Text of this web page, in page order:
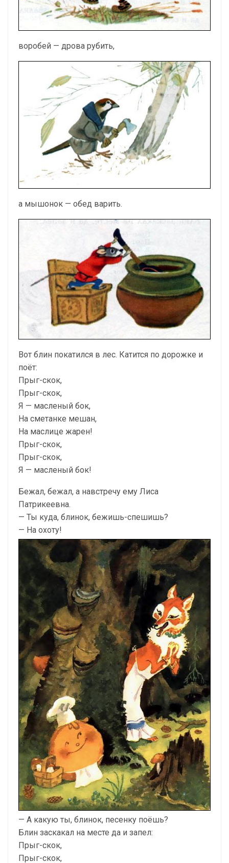
воробей — дрова рубить,
а мышонок — обед варить.
Вот блин покатился в лес. Катится по дорожке и
поёт:
Прыг-скок,
Прыг-скок,
Я — масленый бок,
На сметанке мешан,
На маслице жарен!
Прыг-скок,
Прыг-скок,
Я — масленый бок!
Бежал, бежал, а навстречу ему Лиса
Патрикеевна.
— Ты куда, блинок, бежишь-спешишь?
— На охоту!
— А какую ты, блинок, песенку поёшь?
Блин заскакал на месте да и запел:
Прыг-скок,
Прыг-скок,